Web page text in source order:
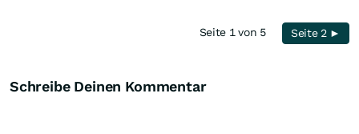
Seite 1 von 5 Seite 2 ►
Schreibe Deinen Kommentar